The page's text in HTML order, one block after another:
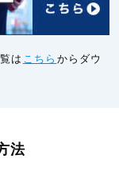
は こちら からダウ
法